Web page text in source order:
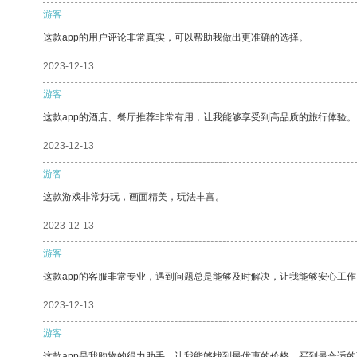
游客
这款app的用户评论非常真实，可以帮助我做出更准确的选择。
2023-12-13
游客
这款app的酒店、餐厅推荐非常有用，让我能够享受到高品质的旅行体验。
2023-12-13
游客
这款游戏非常好玩，画面精美，玩法丰富。
2023-12-13
游客
这款app的客服非常专业，遇到问题总是能够及时解决，让我能够安心工作
2023-12-13
游客